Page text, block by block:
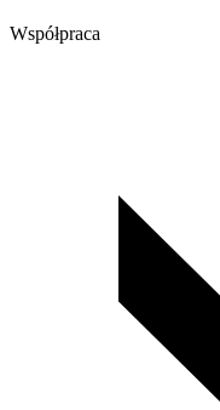
Współpraca